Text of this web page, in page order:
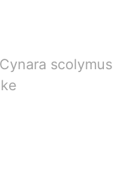
scolymus